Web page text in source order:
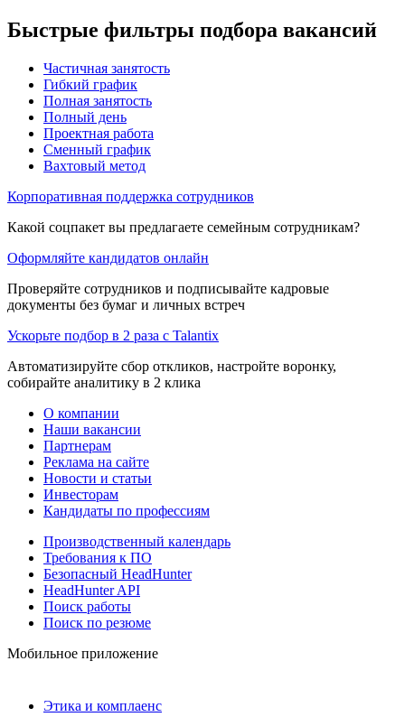
Быстрые фильтры подбора вакансий
Частичная занятость
Гибкий график
Полная занятость
Полный день
Проектная работа
Сменный график
Вахтовый метод
Корпоративная поддержка сотрудников
Какой соцпакет вы предлагаете семейным сотрудникам?
Оформляйте кандидатов онлайн
Проверяйте сотрудников и подписывайте кадровые
документы без бумаг и личных встреч
Ускорьте подбор в 2 раза с Talantix
Автоматизируйте сбор откликов, настройте воронку,
собирайте аналитику в 2 клика
О компании
Наши вакансии
Партнерам
Реклама на сайте
Новости и статьи
Инвесторам
Кандидаты по профессиям
Производственный календарь
Требования к ПО
Безопасный HeadHunter
HeadHunter API
Поиск работы
Поиск по резюме
Мобильное приложение
Этика и комплаенс